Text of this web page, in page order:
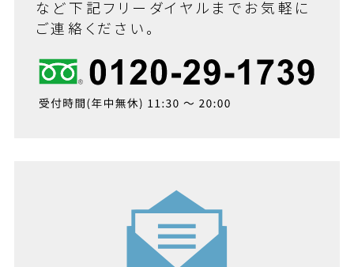
など下記フリーダイヤルまでお気軽に
ご連絡ください。